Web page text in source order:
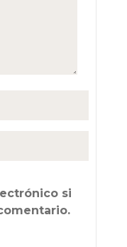
si